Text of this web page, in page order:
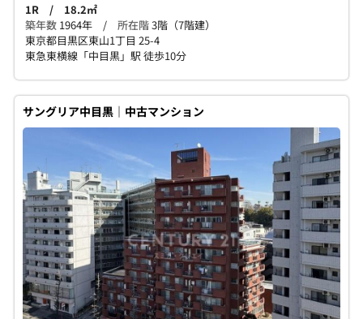
1R / 18.2㎡
築年数 1964年 / 所在階3階（7階建）
東京都目黒区東山1丁目 25-4
東急東横線「中目黒」駅 徒歩10分
サングリア中目黒｜中古マンション